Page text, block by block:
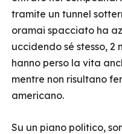
tramite un tunnel
oramai spacciato ha
uccidendo sé stesso, 2
hanno perso la vita
mentre non risultano
americano.
Su un piano politico,